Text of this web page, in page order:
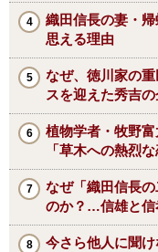
織田信長の妻・
思える理由
なぜ、徳川家の
スを迎えた秀吉
植物学者・牧野
「草木への熱烈な
なぜ「織田信長
のか？…信雄と信
今さら他人に聞